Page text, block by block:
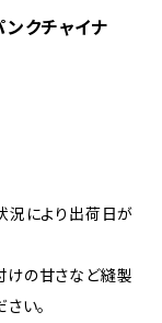
クチャイナ
況により出荷日が
けの甘さなど縫製
い。